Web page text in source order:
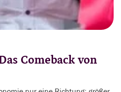
Comeback von